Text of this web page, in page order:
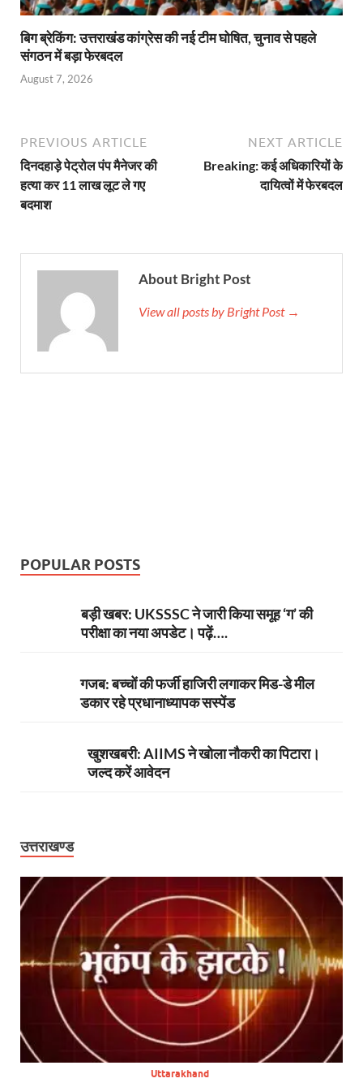
बिग ब्रेकिंग: उत्तराखंड कांग्रेस की नई टीम घोषित, चुनाव से पहले
संगठन में बड़ा फेरबदल
August 7, 2026
PREVIOUS ARTICLE
दिनदहाड़े पेट्रोल पंप मैनेजर की
हत्या कर 11 लाख लूट ले गए
बदमाश
NEXT ARTICLE
Breaking: कई अधिकारियों के
दायित्वों में फेरबदल
About Bright Post
View all posts by Bright Post →
POPULAR POSTS
बड़ी खबर: UKSSSC ने जारी किया समूह ‘ग’ की
परीक्षा का नया अपडेट। पढ़ें….
गजब: बच्चों की फर्जी हाजिरी लगाकर मिड-डे मील
डकार रहे प्रधानाध्यापक सस्पेंड
खुशखबरी: AIIMS ने खोला नौकरी का पिटारा।
जल्द करें आवेदन
उत्तराखण्ड
Uttarakhand